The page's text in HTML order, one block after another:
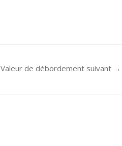
Valeur de débordement suivant →